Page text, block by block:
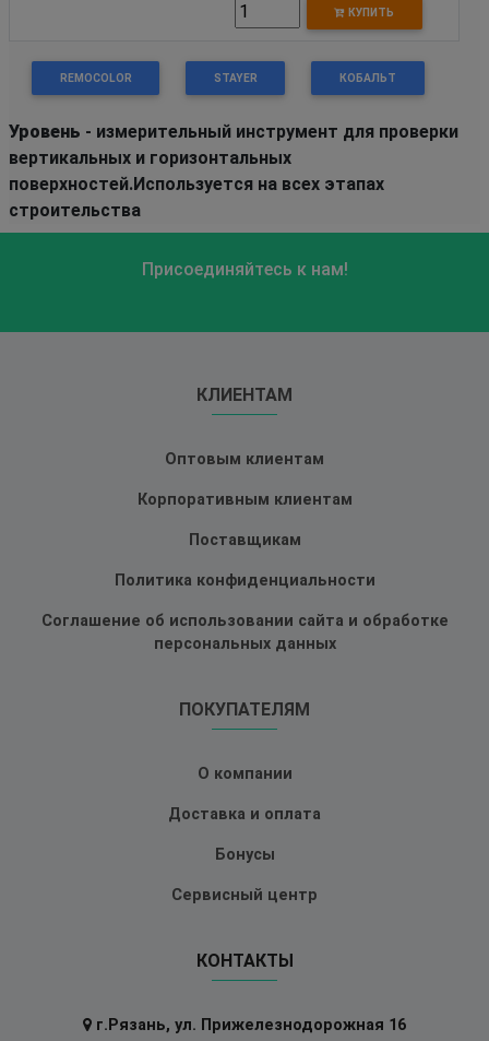
КУПИТЬ
REMOCOLOR STAYER КОБАЛЬТ
Уровень - измерительный инструмент для проверки
вертикальных и горизонтальных
поверхностей.Используется на всех этапах
строительства
Присоединяйтесь к нам!
КЛИЕНТАМ
Оптовым клиентам
Корпоративным клиентам
Поставщикам
Политика конфиденциальности
Соглашение об использовании сайта и обработке
персональных данных
ПОКУПАТЕЛЯМ
О компании
Доставка и оплата
Бонусы
Сервисный центр
КОНТАКТЫ
г.Рязань, ул. Прижелезнодорожная 16